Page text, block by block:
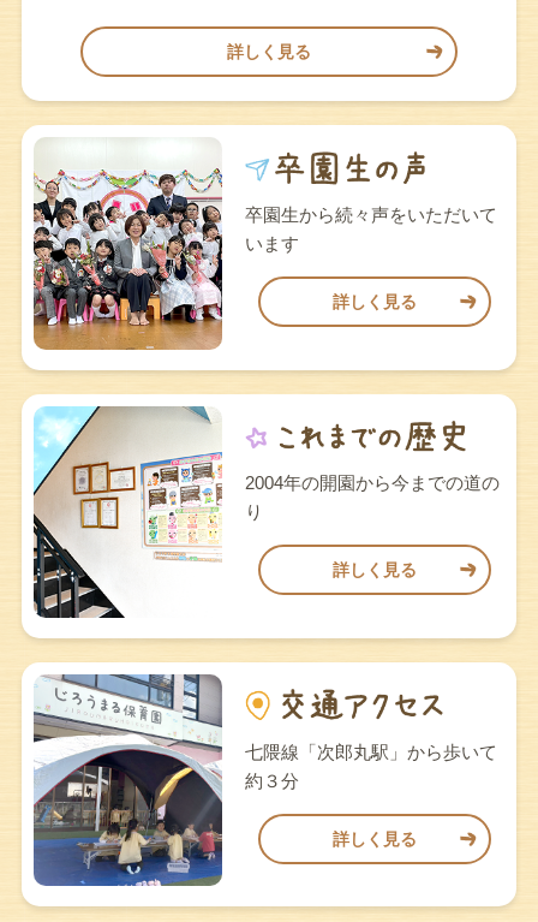
詳しく見る
卒園生から続々声をいただいて
います
詳しく見る
2004年の開園から今までの道の
り
詳しく見る
七隈線「次郎丸駅」から歩いて
約３分
詳しく見る